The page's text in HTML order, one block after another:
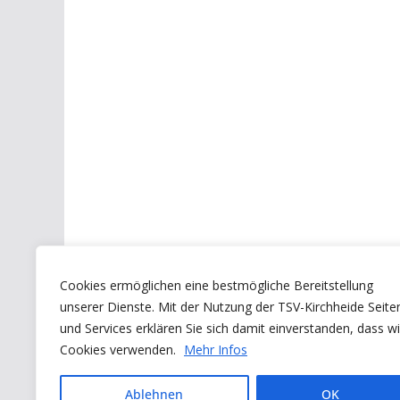
Cookies ermöglichen eine bestmögliche Bereitstellung
unserer Dienste. Mit der Nutzung der TSV-Kirchheide
und Services erklären Sie sich damit einverstanden, dass
Cookies verwenden. Mehr Infos
Ablehnen OK